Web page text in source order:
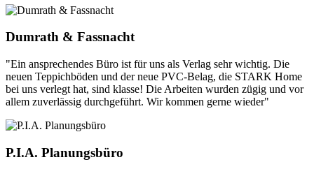
Dumrath & Fassnacht
"Ein ansprechendes Büro ist für uns als Verlag sehr wichtig. Die
neuen Teppichböden und der neue PVC-Belag, die STARK Home
bei uns verlegt hat, sind klasse! Die Arbeiten wurden zügig und vor
allem zuverlässig durchgeführt. Wir kommen gerne wieder"
P.I.A. Planungsbüro